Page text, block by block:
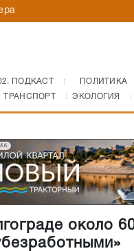
ПОДКАСТ ПОЛИТИКА
ТРАНСПОРТ ЭКОЛОГИЯ
около